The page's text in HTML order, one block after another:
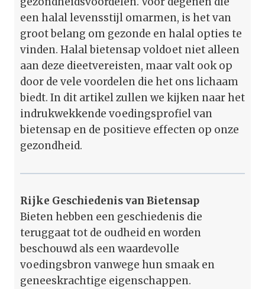
een halal levensstijl omarmen, is het van
groot belang om gezonde en halal opties te
vinden. Halal bietensap voldoet niet alleen
aan deze dieetvereisten, maar valt ook op
door de vele voordelen die het ons lichaam
biedt. In dit artikel zullen we kijken naar het
indrukwekkende voedingsprofiel van
bietensap en de positieve effecten op onze
gezondheid.
Rijke Geschiedenis van Bietensap
Bieten hebben een geschiedenis die
teruggaat tot de oudheid en worden
beschouwd als een waardevolle
voedingsbron vanwege hun smaak en
geneeskrachtige eigenschappen.